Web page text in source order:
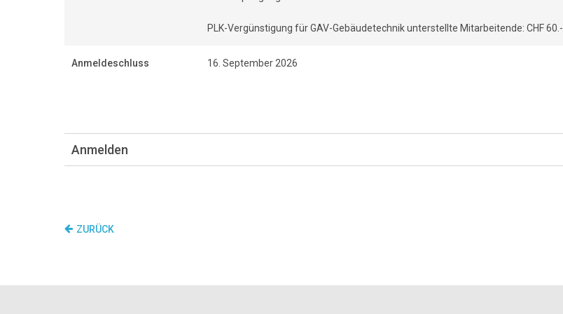
PLK-Vergünstigung für GAV-Gebäudetechnik unterstellte Mitarbeitende: CHF 60.-
Anmeldeschluss 16. September 2026
Anmelden
ZURÜCK